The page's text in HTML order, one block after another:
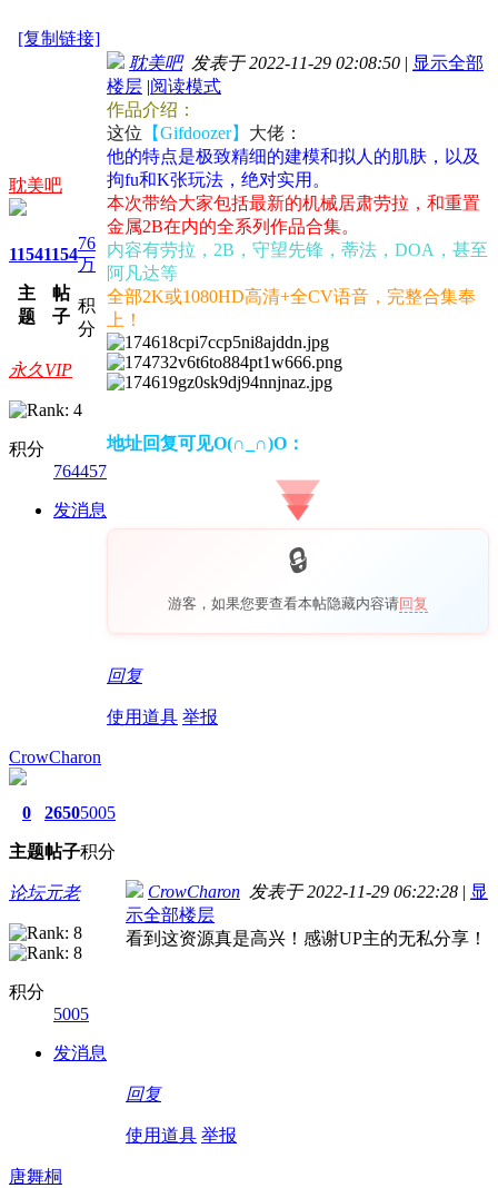
[复制链接]
耽美吧
1154
主
题
1154
帖
子
76
万
积
分
永久VIP
积分
764457
发消息
耽美吧发表于 2022-11-29 02:08:50 | 显示全部
楼层 |阅读模式
作品介绍：
这位 【Gifdoozer】 大佬：
他的特点是极致精细的建模和拟人的肌肤，以及
拘fu和K张玩法，绝对实用。
本次带给大家包括最新的机械居肃劳拉，和重置
金属2B在内的全系列作品合集。
内容有劳拉，2B，守望先锋，蒂法，DOA，甚至
阿凡达等
全部2K或1080HD高清+全CV语音，完整合集奉
上！
地址回复可见O(∩_∩)O：
游客，如果您要查看本帖隐藏内容请回复
回复
使用道具 举报
CrowCharon
0
主题
2650
帖子
5005
积分
论坛元老
积分
5005
发消息
CrowCharon 发表于 2022-11-29 06:22:28 | 显
示全部楼层
看到这资源真是高兴！感谢UP主的无私分享！
回复
使用道具 举报
唐舞桐